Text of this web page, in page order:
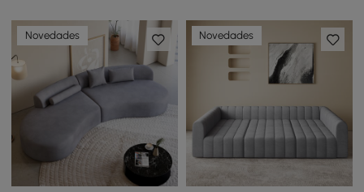
Novedades Novedades